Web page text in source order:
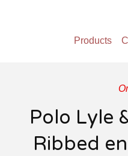
Products
Polo Lyle
Ribbed